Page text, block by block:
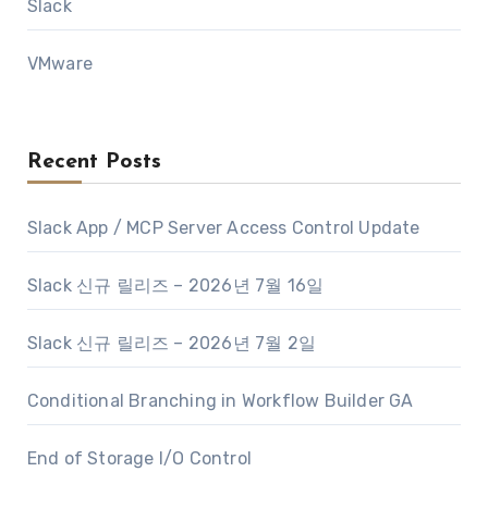
Slack
VMware
Recent Posts
Slack App / MCP Server Access Control Update
Slack 신규 릴리즈 – 2026년 7월 16일
Slack 신규 릴리즈 – 2026년 7월 2일
Conditional Branching in Workflow Builder GA
End of Storage I/O Control